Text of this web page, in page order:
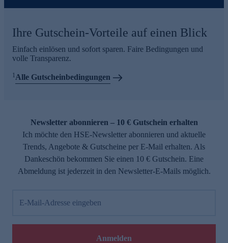
Ihre Gutschein-Vorteile auf einen Blick
Einfach einlösen und sofort sparen. Faire Bedingungen und
volle Transparenz.
1Alle Gutscheinbedingungen
Newsletter abonnieren – 10 € Gutschein erhalten
Ich möchte den HSE-Newsletter abonnieren und aktuelle
Trends, Angebote & Gutscheine per E-Mail erhalten. Als
Dankeschön bekommen Sie einen 10 € Gutschein. Eine
Abmeldung ist jederzeit in den Newsletter-E-Mails möglich.
E-Mail-Adresse eingeben
Anmelden